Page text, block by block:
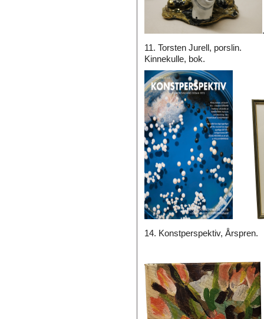
11. Torsten Jurell,
Kinnekulle, bok.
14. Konstperspektiv,